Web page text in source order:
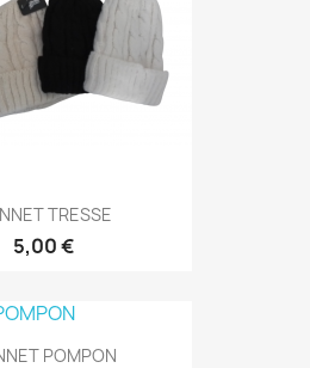
TRESSE
5,00 €
POMPON